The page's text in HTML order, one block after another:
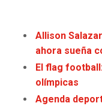
TEXANS
COLTS
HEAT
MAGIC
Allison
ahora sueña
El flag
olímpicas
Agenda